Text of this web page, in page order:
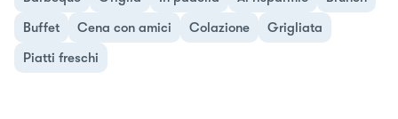
Buffet
Cena con amici Colazione
Grigliata
Piatti freschi